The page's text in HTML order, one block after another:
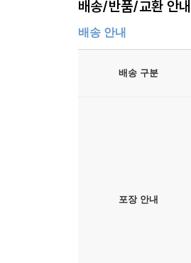
배송/반품/교환 안내
배송 안내
배송 구분
포장 안내